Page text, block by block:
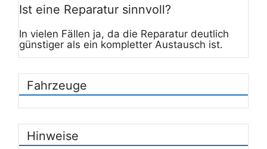
Ist eine Reparatur sinnvoll?
In vielen Fällen ja, da die Reparatur deutlich
günstiger als ein kompletter Austausch ist.
Fahrzeuge
Hinweise